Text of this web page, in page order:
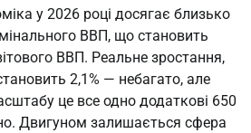
у 2026 році досягає близько
ВВП, що становить
ВВП. Реальне зростання,
2,1% — небагато, але
це все одно додаткові 650
Двигуном залишається сфера